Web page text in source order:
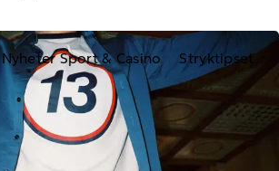
Nyheter Sport & Casino Stryktipset